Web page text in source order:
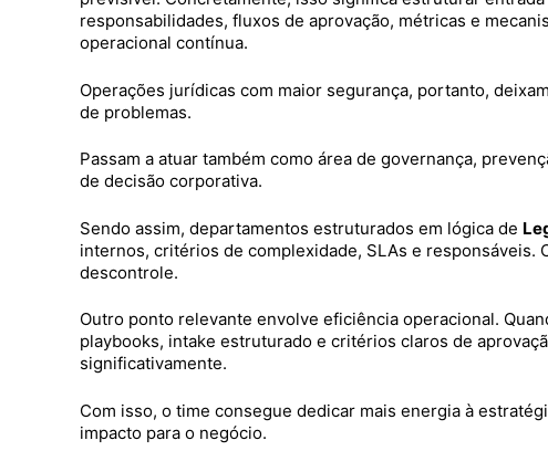
responsabilidades, fluxos de aprovação, métricas e
operacional contínua.
Operações jurídicas com maior segurança, portanto,
de problemas.
Passam a atuar também como área de governança,
de decisão corporativa.
Sendo assim, departamentos estruturados em lógica de
internos, critérios de complexidade, SLAs e responsáveis.
descontrole.
Outro ponto relevante envolve eficiência operacional.
playbooks, intake estruturado e critérios claros de
significativamente.
Com isso, o time consegue dedicar mais energia à
impacto para o negócio.